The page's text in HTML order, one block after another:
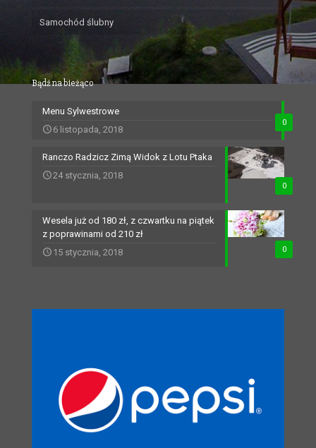
Samochód ślubny
Bądź na bieżąco
0
Menu Sylwestrowe
6 listopada, 2018
0
Ranczo Radzicz Zimą Widok z Lotu Ptaka
24 stycznia, 2018
0
Wesela już od 180 zł, z czwartku na piątek
z poprawinami od 210 zł
15 stycznia, 2018